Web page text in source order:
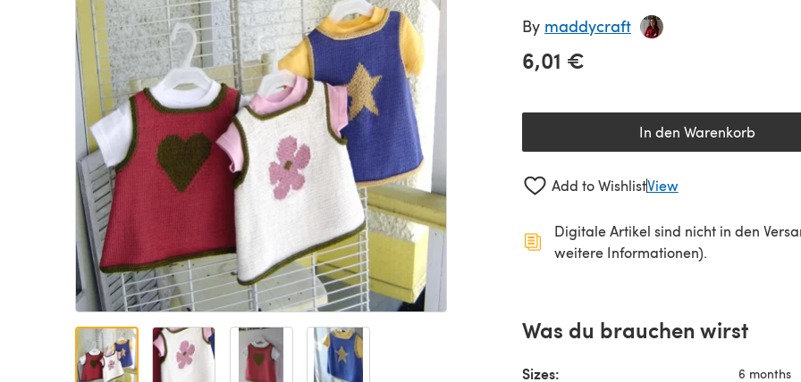
By maddycraft
6,01 €
In den Warenkorb
Add to WishlistView
Digitale Artikel sind nicht in den
weitere Informationen).
Was du brauchen wirst
Sizes: 6 months